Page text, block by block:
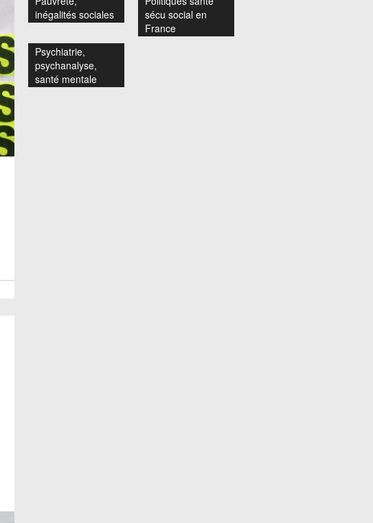
inégalités sociales
sécu social en
France
Psychiatrie,
psychanalyse,
santé mentale